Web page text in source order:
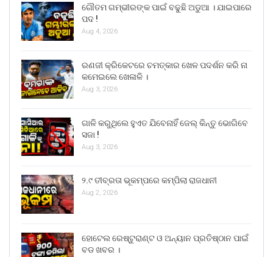
ଗୌତମ ଗମ୍ଭୀରଙ୍କ ପାଇଁ ବଢୁଛି ଅଡୁଆ । ଯାଇପାରେ
ପଦ !
Aug 4, 2026
ରଣଜୀ କ୍ରିକେଟରେ ଚମତ୍କାର ଖେଳ ପଦର୍ଶନ କରି ନା
କମେଇଲେ ଖେଳାଳି ।
Aug 3, 2026
ଗାଳି କରୁଥିଲେ ହୁଏତ ଯିବେନାହିଁ ଜେଲ୍ କିନ୍ତୁ ଭୋଗିବେ
ସଜା !
Aug 3, 2026
୨.୯ ତୀବ୍ରତା ଭୂକମ୍ପରେ କମ୍ପିଲା ରାଜଧାନୀ
Aug 2, 2026
ହୋଟେଲ ରେଷ୍ଟୁରାଣ୍ଟ ଓ ଅନ୍ୟାନ ପ୍ରତିଷ୍ଠାନ ପାଇଁ
ବଡ ଖବର ।